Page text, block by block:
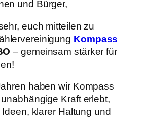
und Bürger,
euch mitteilen zu
Kompass
– gemeinsam stärker für
haben wir Kompass
Kraft erlebt,
klarer Haltung und